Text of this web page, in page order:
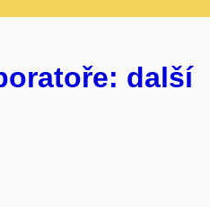
další